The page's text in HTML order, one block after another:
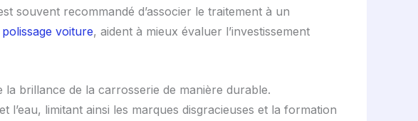
souvent recommandé d’associer le traitement à un
voiture, aident à mieux évaluer l’investissement
brillance de la carrosserie de manière durable.
limitant ainsi les marques disgracieuses et la formation